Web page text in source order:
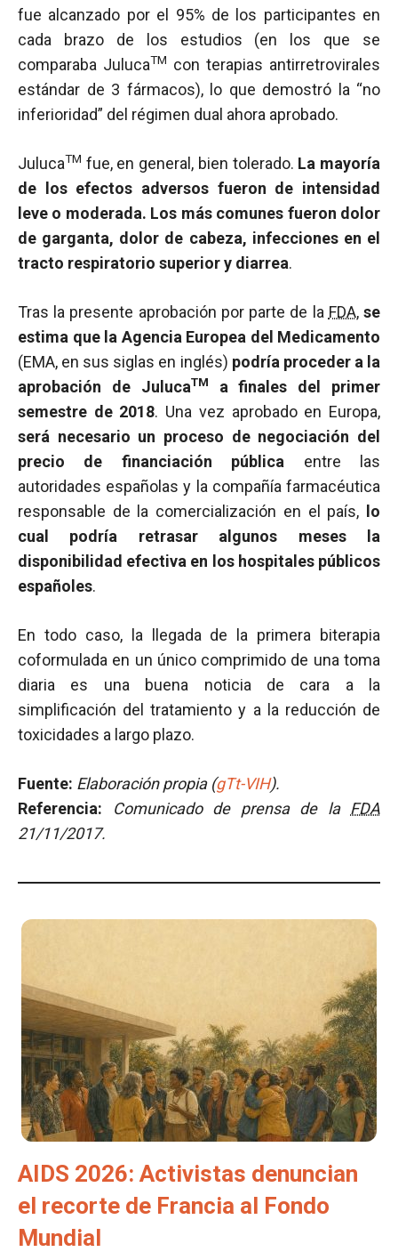
fue alcanzado por el 95% de los participantes en
cada brazo de los estudios (en los que se
comparaba JulucaTM con terapias antirretrovirales
estándar de 3 fármacos), lo que demostró la “no
inferioridad” del régimen dual ahora aprobado.
JulucaTM fue, en general, bien tolerado. La mayoría
de los efectos adversos fueron de intensidad
leve o moderada. Los más comunes fueron dolor
de garganta, dolor de cabeza, infecciones en el
tracto respiratorio superior y diarrea.
Tras la presente aprobación por parte de la FDA,se
estima que la Agencia Europea del Medicamento
(EMA, en sus siglas en inglés) podría proceder a la
aprobación de JulucaTM
a finales del primer
semestre de 2018. Una vez aprobado en Europa,
será necesario un proceso de negociación del
precio de financiación pública entre las
autoridades españolas y la compañía farmacéutica
responsable de la comercialización en el país,
lo
cual podría retrasar algunos meses la
disponibilidad efectiva en los hospitales públicos
españoles.
En todo caso, la llegada de la primera biterapia
coformulada en un único comprimido de una toma
diaria es una buena noticia de cara a la
simplificación del tratamiento y a la reducción de
toxicidades a largo plazo.
Fuente: Elaboración propia (gTt-VIH).
Referencia:
Comunicado de prensa de la FDA
21/11/2017.
AIDS 2026: Activistas denuncian
el recorte de Francia al Fondo
Mundial